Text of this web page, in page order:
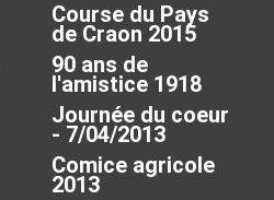
Course du Pays
de Craon 2015
90 ans de
l'amistice 1918
Journée du coeur
- 7/04/2013
Comice agricole
2013